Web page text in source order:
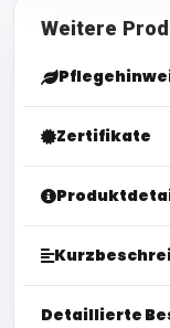
Weitere
Zertifikate
Detaillierte